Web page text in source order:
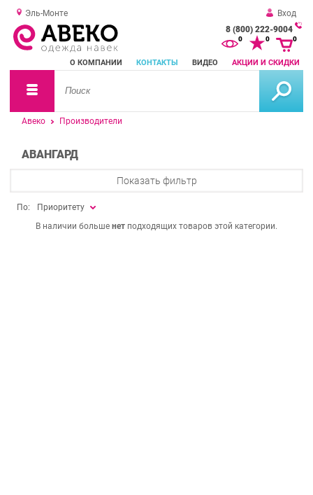
Эль-Монте
Вход
8 (800) 222-9004
О КОМПАНИИ КОНТАКТЫ ВИДЕО АКЦИИ И СКИДКИ
0 0 0
Авеко Производители
АВАНГАРД
Показать фильтр
По:
Приоритету
В наличии больше нет подходящих товаров этой категории.